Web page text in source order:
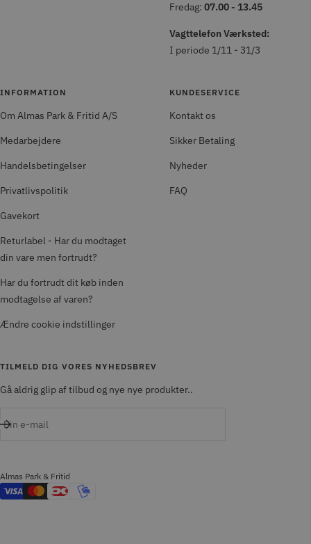
Fredag: 07.00 - 13.45
Vagttelefon Værksted:
I periode 1/11 - 31/3
INFORMATION
Om Almas Park & Fritid A/S
Medarbejdere
Handelsbetingelser
Privatlivspolitik
Gavekort
Returlabel - Har du modtaget
din vare men fortrudt?
Har du fortrudt dit køb inden
modtagelse af varen?
Ændre cookie indstillinger
KUNDESERVICE
Kontakt os
Sikker Betaling
Nyheder
FAQ
TILMELD DIG VORES NYHEDSBREV
Gå aldrig glip af tilbud og nye nye produkter..
Din e-mail
Almas Park & Fritid